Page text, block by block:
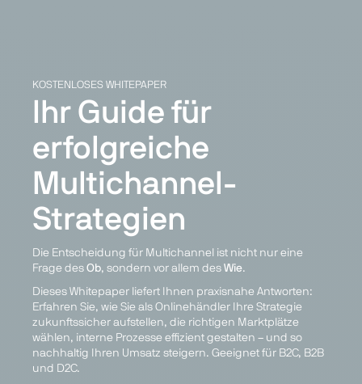
KOSTENLOSES WHITEPAPER
Ihr Guide für
erfolgreiche
Multichannel-
Strategien
Die Entscheidung für Multichannel ist nicht nur eine
Frage des Ob, sondern vor allem des Wie.
Dieses Whitepaper liefert Ihnen praxisnahe Antworten:
Erfahren Sie, wie Sie als Onlinehändler Ihre Strategie
zukunftssicher aufstellen, die richtigen Marktplätze
wählen, interne Prozesse effizient gestalten – und so
nachhaltig Ihren Umsatz steigern. Geeignet für B2C, B2B
und D2C.